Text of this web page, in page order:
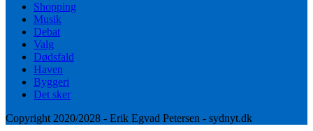
Shopping
Musik
Debat
Valg
Dødsfald
Haven
Byggeri
Det sker
Copyright 2020/2028 - Erik Egvad Petersen - sydnyt.dk